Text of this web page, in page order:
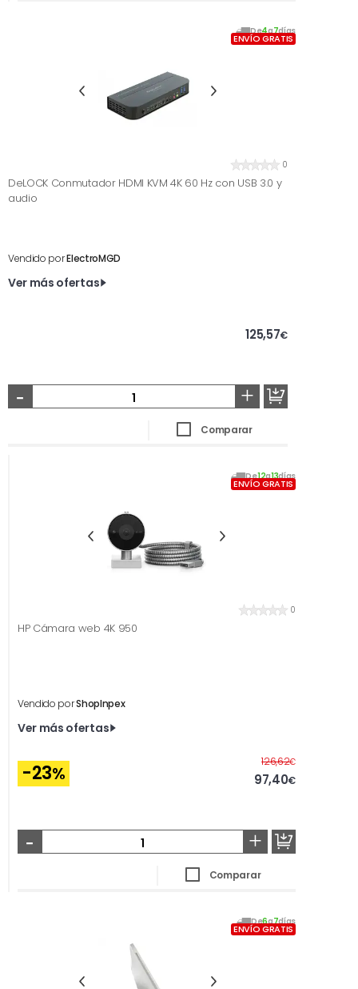
De4a7días
ENVÍO GRATIS
0
DeLOCK Conmutador HDMI KVM 4K 60 Hz con USB 3.0 y
audio
Vendido porElectroMGD
Ver más ofertas
125,57€
- +
Comparar
De12a13días
ENVÍO GRATIS
0
HP Cámara web 4K 950
Vendido porShopInpex
Ver más ofertas
-23%
126,62€Antes
97,40€
- +
Comparar
De6a7días
ENVÍO GRATIS